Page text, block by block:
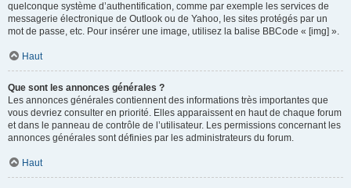
quelconque système d’authentification, comme par exemple les services de
messagerie électronique de Outlook ou de Yahoo, les sites protégés par un
mot de passe, etc. Pour insérer une image, utilisez la balise BBCode « [img] ».
Haut
Que sont les annonces générales ?
Les annonces générales contiennent des informations très importantes que
vous devriez consulter en priorité. Elles apparaissent en haut de chaque forum
et dans le panneau de contrôle de l’utilisateur. Les permissions concernant les
annonces générales sont définies par les administrateurs du forum.
Haut